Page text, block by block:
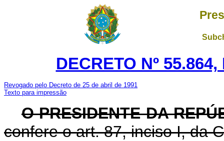
DECRETO Nº
Revogado pelo Decreto de 25 de abril de 1991
Texto para impressão
O PRESIDENTE DA
confere o art. 87, inciso I, da